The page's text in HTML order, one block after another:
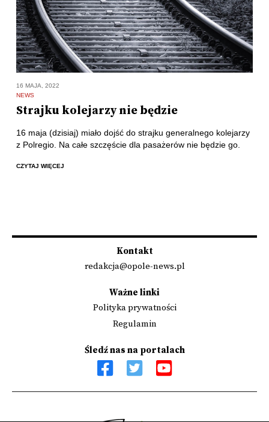
16 MAJA, 2022
NEWS
Strajku kolejarzy nie będzie
16 maja (dzisiaj) miało dojść do strajku generalnego kolejarzy
z Polregio. Na całe szczęście dla pasażerów nie będzie go.
CZYTAJ WIĘCEJ
Kontakt
redakcja@opole-news.pl
Ważne linki
Polityka prywatności
Regulamin
Śledź nas na portalach